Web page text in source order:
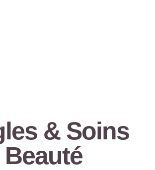
& Soins
Beauté